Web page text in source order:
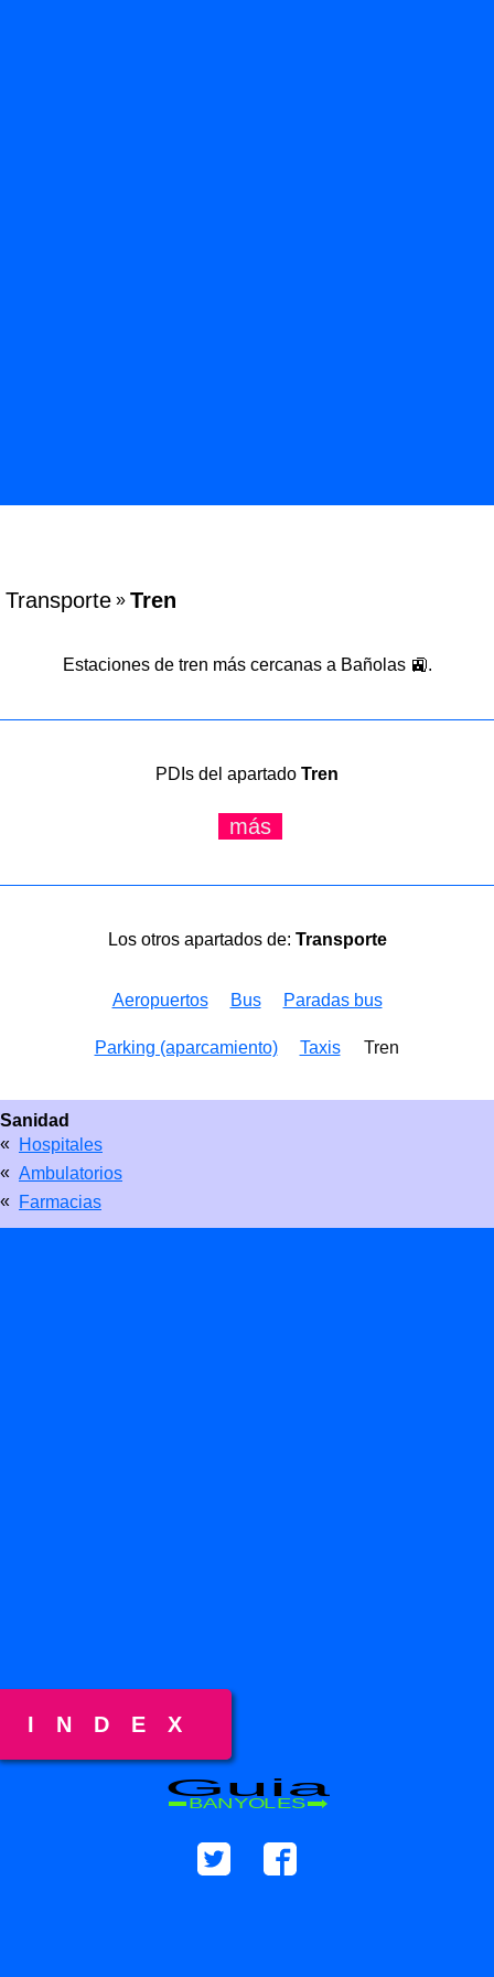
Transporte » Tren
Estaciones de tren más cercanas a Bañolas 🚉.
PDIs del apartado Tren
más
Los otros apartados de: Transporte
Aeropuertos Bus Paradas bus
Parking (aparcamiento) Taxis Tren
Sanidad
« Hospitales
« Ambulatorios
« Farmacias
Guia
BANYOLES
INDEX